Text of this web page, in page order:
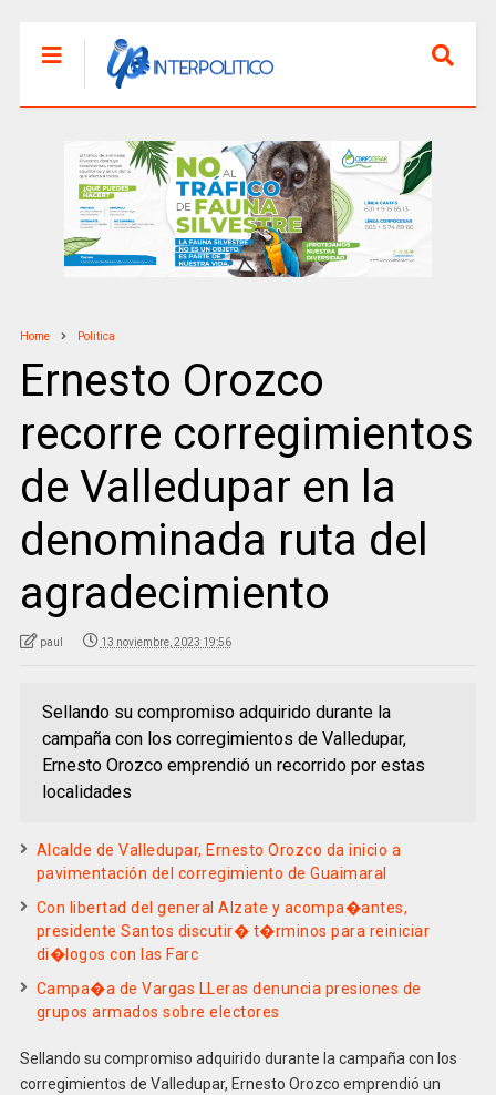
Home Politica
Ernesto Orozco
recorre corregimientos
de Valledupar en la
denominada ruta del
agradecimiento
paul 13 noviembre, 2023 19:56
Sellando su compromiso adquirido durante la
campaña con los corregimientos de Valledupar,
Ernesto Orozco emprendió un recorrido por estas
localidades
Alcalde de Valledupar, Ernesto Orozco da inicio a
pavimentación del corregimiento de Guaimaral
Con libertad del general Alzate y acompa�antes,
presidente Santos discutir� t�rminos para reiniciar
di�logos con las Farc
Campa�a de Vargas LLeras denuncia presiones de
grupos armados sobre electores
Sellando su compromiso adquirido durante la campaña con los
corregimientos de Valledupar, Ernesto Orozco emprendió un